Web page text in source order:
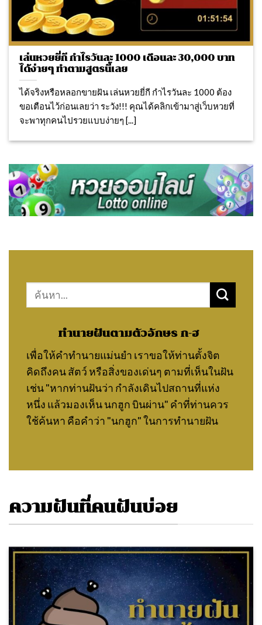
เล่นหวยยี่กี กำไรวันละ 1000 เดือนละ 30,000 บาท
ได้ง่ายๆ ทำตามสูตรนี้เลย
ได้จริงหรือหลอกขายฝัน เล่นหวยยี่กี กำไรวันละ 1000 ต้อง
ขอเตือนไว้ก่อนเลยว่า ระวัง!!! คุณได้คลิกเข้ามาสู่เว็บหวยที่
จะพาทุกคนไปรวยแบบง่ายๆ [...]
Search
ทำนายฝันตามตัวอักษร ก-ฮ
เพื่อให้คำทำนายแม่นยำ เราขอให้ท่านตั้งจิต
คิดถึงคน สัตว์ หรือสิ่งของเด่นๆ ตามที่เห็นในฝัน
เช่น "หากท่านฝันว่า กำลังเดินไปสถานที่แห่ง
หนึ่ง แล้วมองเห็น นกฮูก บินผ่าน" คำที่ท่านควร
ใช้ค้นหา คือคำว่า "นกฮูก" ในการทำนายฝัน
ความฝันที่คนฝันบ่อย